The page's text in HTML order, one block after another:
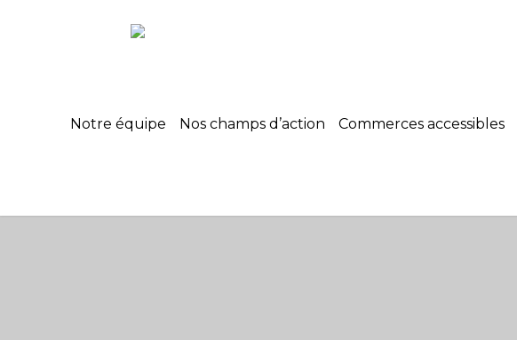
Notre équipe Nos champs d’action Commerces accessibles